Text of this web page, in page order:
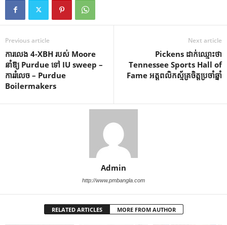
Previous article
ការលេង 4-XBH របស់ Moore
នាំឱ្យ Purdue ទៅ IU sweep –
ការរំលេច – Purdue
Boilermakers
Next article
Pickens ដាក់ឈ្មោះថា
Tennessee Sports Hall of
Fame អត្តពលិកស្ម័គ្រចិត្តប្រចាំឆ្នាំ
Admin
http://www.pmbangla.com
RELATED ARTICLES MORE FROM AUTHOR